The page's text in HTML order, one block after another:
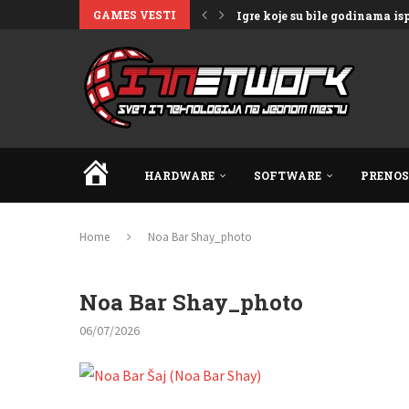
GAMES VESTI Igre koje su bile godinama
HOMEHARDWARE SOFTWARE
Home Noa Bar Shay_photo
Noa Bar Shay_photo
06/07/2026